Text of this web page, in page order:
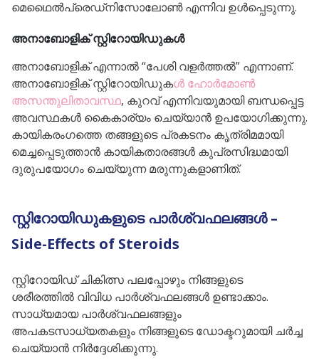
മെഥൈൽപ്രെഡ്നിസോലോൺ എന്നിവ ഉൾപ്പെടുന്നു.
അനാബോളിക് സ്റ്റിറോയിഡുകൾ
അനാബോളിക് എന്നാൽ “പേശി വളർത്തൽ” എന്നാണ്.
അനാബോളിക് സ്റ്റിറോയിഡുകൾ ഹോർമോൺ
അസന്തുലിതാവസ്ഥ, കുറവ് എന്നിവയുമായി ബന്ധപ്പെട്ട
അവസ്ഥകൾ കൈകാര്യം ചെയ്യാൻ ഉപയോഗിക്കുന്നു.
കായികരംഗത്തെ തങ്ങളുടെ പ്രകടനം കൃത്രിമമായി
മെച്ചപ്പെടുത്താൻ കായികതാരങ്ങൾ കുപ്രസിദ്ധമായി
ദുരുപയോഗം ചെയ്യുന്ന മരുന്നുകളാണിത്.
സ്റ്റിറോയിഡുകളുടെ പാർശ്വഫലങ്ങൾ –
Side-Effects of Steroids
സ്റ്റിറോയിഡ് ചികിത്സ പലപ്പോഴും നിങ്ങളുടെ
ശരീരത്തിൽ വിവിധ പാർശ്വഫലങ്ങൾ ഉണ്ടാക്കാം.
സാധ്യമായ പാർശ്വഫലങ്ങളും
അപകടസാധ്യതകളും നിങ്ങളുടെ ഡോക്ടറുമായി ചർച്ച
ചെയ്യാൻ നിർദ്ദേശിക്കുന്നു.